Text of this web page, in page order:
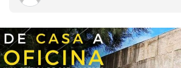
acceso directo al mercado de pasajeros
Filtros